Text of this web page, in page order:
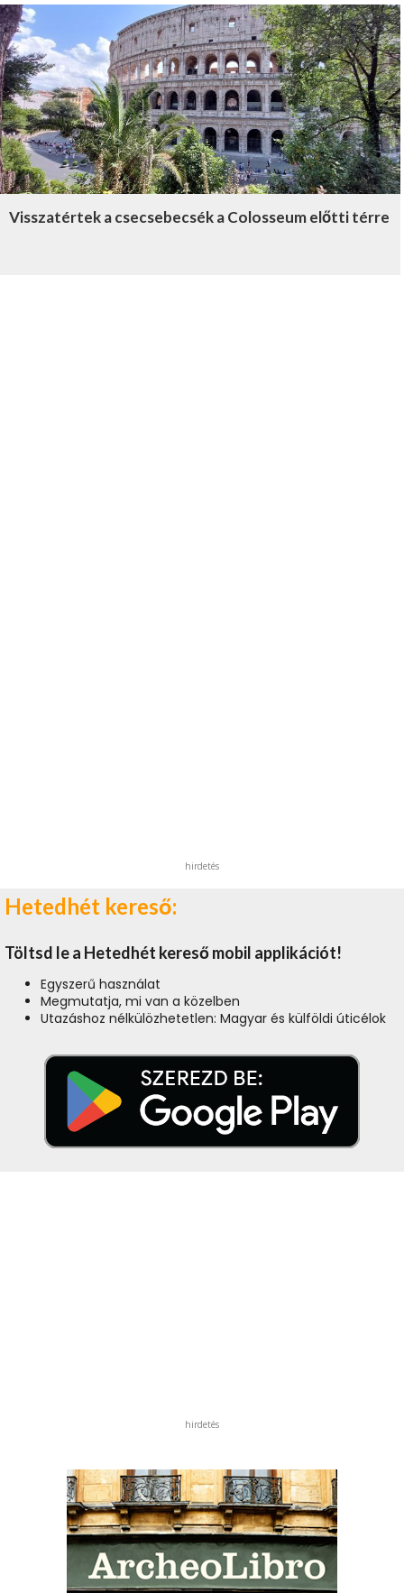
Visszatértek a csecsebecsék a Colosseum előtti térre
hirdetés
Hetedhét kereső:
Töltsd le a Hetedhét kereső mobil applikációt!
Egyszerű használat
Megmutatja, mi van a közelben
Utazáshoz nélkülözhetetlen: Magyar és külföldi úticélok
hirdetés